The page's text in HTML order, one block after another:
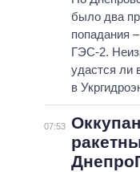
было два
попадания
ГЭС-2.
удастся ли
в
07:53